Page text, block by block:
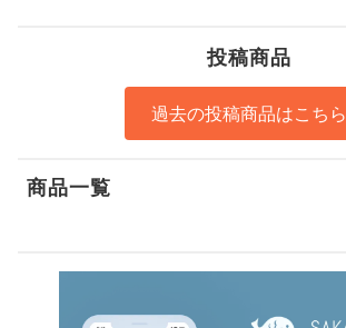
投稿商品
過去の投稿商品はこちら
商品一覧